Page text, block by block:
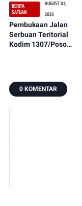
BERITA
SATUAN
AUGUST 03,
2026
Pembukaan Jalan
Serbuan Teritorial
Kodim 1307/Poso
Wujudkan Akses
Lebih Baik bagi
Dulumai
0 KOMENTAR